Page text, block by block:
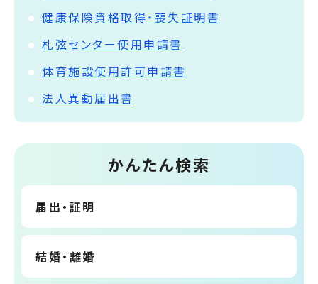
健康保険資格取得・喪失証明書
札弦センター使用申請書
体育施設使用許可申請書
法人異動届出書
かんたん検索
届出・証明
結婚・離婚